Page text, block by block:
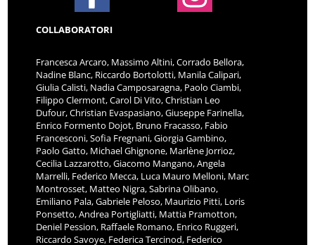
COLLABORATORI
Francesca Arcaro, Massimo Altini, Corrado Bellora,
Nadine Blanc, Riccardo Bortolotti, Manila Calipari,
Giulia Calisti, Nadia Camposaragna, Paolo Ciambi,
Filippo Clermont, Carol Di Vito, Christian Leo
Dufour, Christian Evaspasiano, Giuseppe Farinella,
Enrico Formento Dojot, Bruno Fracasso, Fabio
Francesconi, Sofia Fregnani, Giorgia Gambino,
Paolo Gatto, Michael Ghignone, Marlène Jorrioz,
Cecilia Lazzarotto, Giacomo Mangano, Angela
Marrelli, Federico Mecca, Luca Mauro Melloni, Marc
Montrosset, Matteo Nigra, Sabrina Olibano,
Emiliano Pala, Gabriele Peloso, Maurizio Pitti, Loris
Ponsetto, Andrea Portigliatti, Mattia Pramotton,
Deniel Pession, Raffaele Romano, Enrico Ruggeri,
Riccardo Savoye, Federica Tercinod, Federico